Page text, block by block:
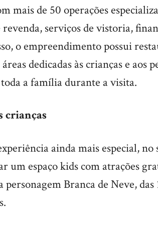
mais de 50 operações
serviços de vistoria,
o empreendimento possui
dedicadas às crianças e aos
a família durante a visita.
crianças
ainda mais especial, no
um espaço kids com atrações
personagem Branca de Neve, das